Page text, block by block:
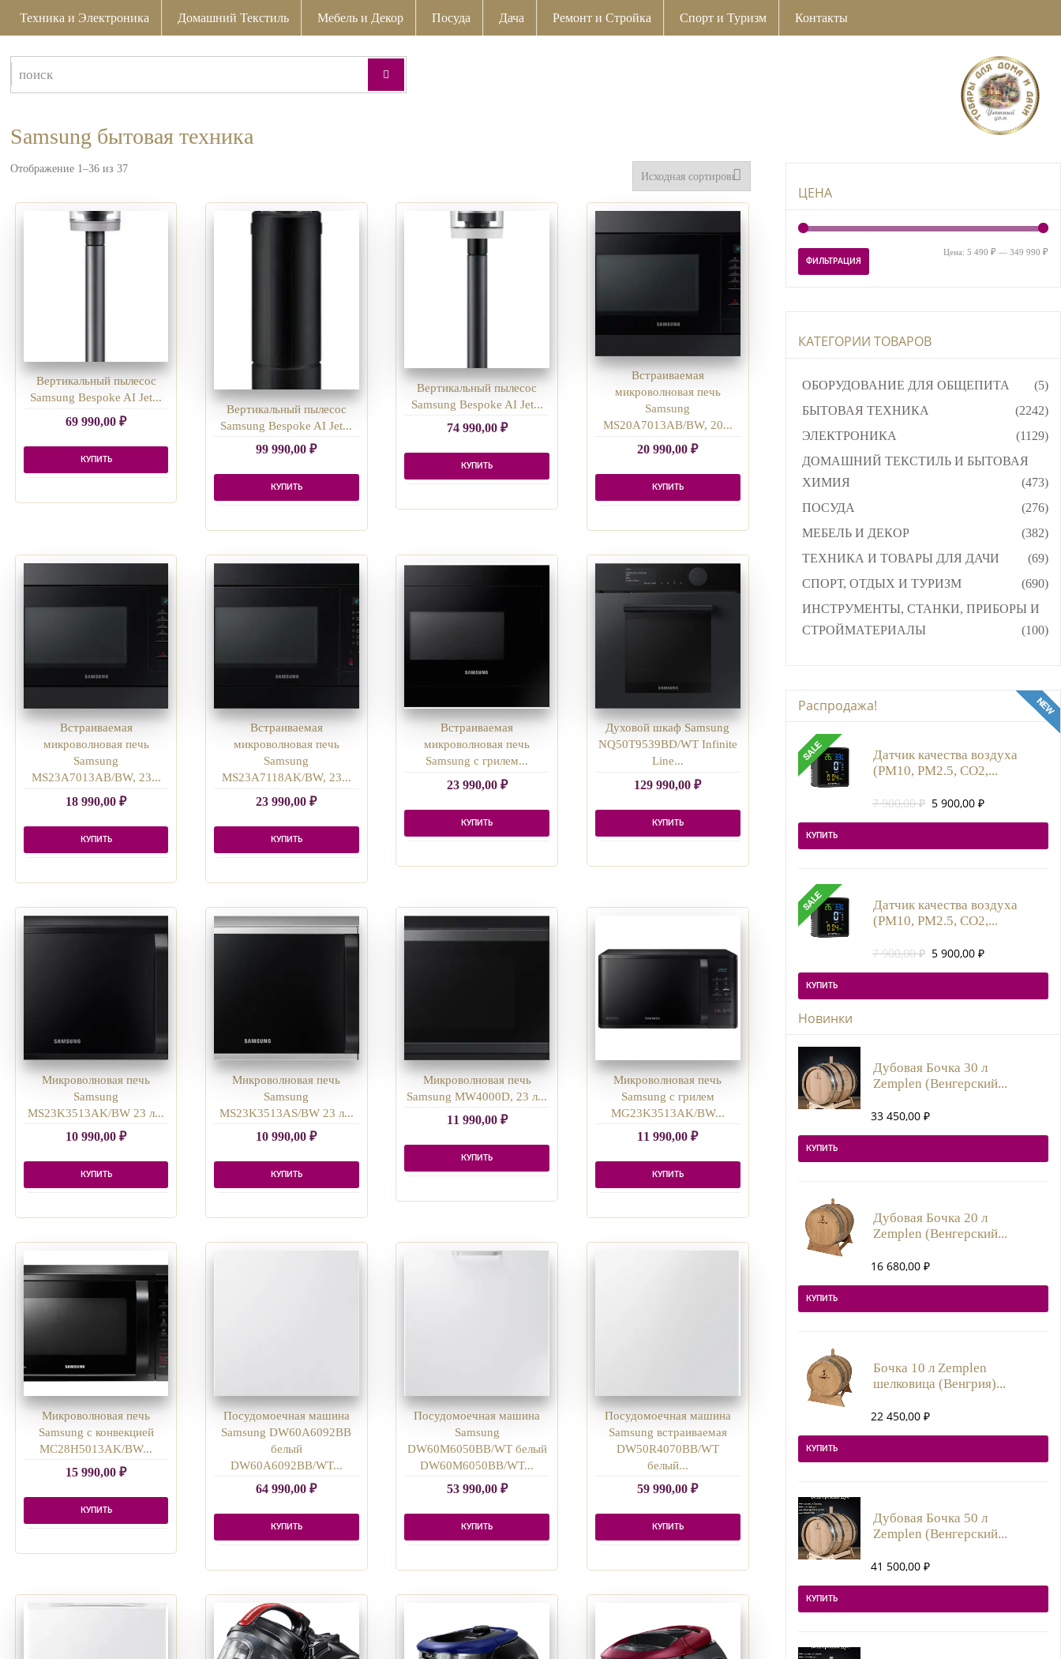
Техника и Электроника Домашний Текстиль Мебель и Декор Посуда Дача Ремонт и Стройка Спорт и Туризм Контакты
Samsung бытовая техника
Отображение 1–36 из 37
Вертикальный пылесос
Samsung Bespoke AI Jet...
69 990,00₽
КУПИТЬ
Вертикальный пылесос
Samsung Bespoke AI Jet...
99 990,00₽
КУПИТЬ
Вертикальный пылесос
Samsung Bespoke AI Jet...
74 990,00 ₽
КУПИТЬ
Встраиваемая
микроволновая печь
Samsung
MS20A7013AB/BW, 20...
20 990,00₽
КУПИТЬ
Встраиваемая
микроволновая печь
Samsung
MS23A7013AB/BW, 23...
18 990,00₽
КУПИТЬ
Встраиваемая
микроволновая печь
Samsung
MS23A7118AK/BW, 23...
23 990,00₽
КУПИТЬ
Встраиваемая
микроволновая печь
Samsung с грилем...
23 990,00 ₽
КУПИТЬ
Духовой шкаф Samsung
NQ50T9539BD/WT Infinite
Line...
129 990,00₽
КУПИТЬ
Микроволновая печь
Samsung
MS23K3513AK/BW 23 л...
10 990,00₽
КУПИТЬ
Микроволновая печь
Samsung
MS23K3513AS/BW 23 л...
10 990,00₽
КУПИТЬ
Микроволновая печь
Samsung MW4000D, 23 л...
11 990,00 ₽
КУПИТЬ
Микроволновая печь
Samsung с грилем
MG23K3513AK/BW...
11 990,00₽
КУПИТЬ
Микроволновая печь
Samsung с конвекцией
MC28H5013AK/BW...
15 990,00₽
КУПИТЬ
Посудомоечная машина
Samsung DW60A6092BB
белый
DW60A6092BB/WT...
64 990,00₽
КУПИТЬ
Посудомоечная машина
Samsung
DW60M6050BB/WT белый
DW60M6050BB/WT...
53 990,00 ₽
КУПИТЬ
Посудомоечная машина
Samsung встраиваемая
DW50R4070BB/WT
белый...
59 990,00₽
КУПИТЬ
ЦЕНА
ФИЛЬТРАЦИЯ
Цена: 5 490 ₽ — 349 990 ₽
КАТЕГОРИИ ТОВАРОВ
ОБОРУДОВАНИЕ ДЛЯ ОБЩЕПИТА
(5)
БЫТОВАЯ ТЕХНИКА
(2242)
ЭЛЕКТРОНИКА
(1129)
ДОМАШНИЙ ТЕКСТИЛЬ И БЫТОВАЯ
ХИМИЯ
(473)
ПОСУДА
(276)
МЕБЕЛЬ И ДЕКОР
(382)
ТЕХНИКА И ТОВАРЫ ДЛЯ ДАЧИ
(69)
СПОРТ, ОТДЫХ И ТУРИЗМ
(690)
ИНСТРУМЕНТЫ, СТАНКИ, ПРИБОРЫ И
СТРОЙМАТЕРИАЛЫ
(100)
Распродажа!
Датчик качества воздуха
(PM10, PM2.5, CO2,...
7 900,00₽ Первоначальная
7
5 900,00 ₽
900,00 ₽.
КУПИТЬ
Датчик качества воздуха
(PM10, PM2.5, CO2,...
7 900,00₽ Первоначальная
7
5 900,00 ₽
900,00 ₽.
КУПИТЬ
Новинки
Дубовая Бочка 30 л
Zemplen (Венгерский...
33 450,00 ₽
КУПИТЬ
Дубовая Бочка 20 л
Zemplen (Венгерский...
16 680,00 ₽
КУПИТЬ
Бочка 10 л Zemplen
шелковица (Венгрия)...
22 450,00 ₽
КУПИТЬ
Дубовая Бочка 50 л
Zemplen (Венгерский...
41 500,00 ₽
КУПИТЬ